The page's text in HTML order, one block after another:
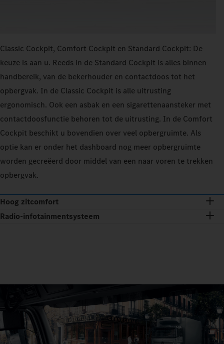
Classic Cockpit, Comfort Cockpit en Standard Cockpit: De
keuze is aan u. Reeds in de Standard Cockpit is alles binnen
handbereik, van de bekerhouder en contactdoos tot het
opbergvak. In de Classic Cockpit is alle uitrusting
ergonomisch. Ook een asbak en een sigarettenaansteker met
contactdoosfunctie behoren tot de uitrusting. In de Comfort
Cockpit beschikt u bovendien over veel opbergruimte. Als
optie kan er onder het dashboard nog meer opbergruimte
worden gecreëerd door middel van een naar voren te trekken
opbergvak.
Hoog zitcomfort
Radio-infotainmentsysteem